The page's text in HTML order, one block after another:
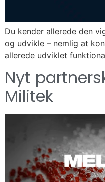
Du kender allerede den
og udvikle – nemlig at
allerede udviklet
Nyt
Militek